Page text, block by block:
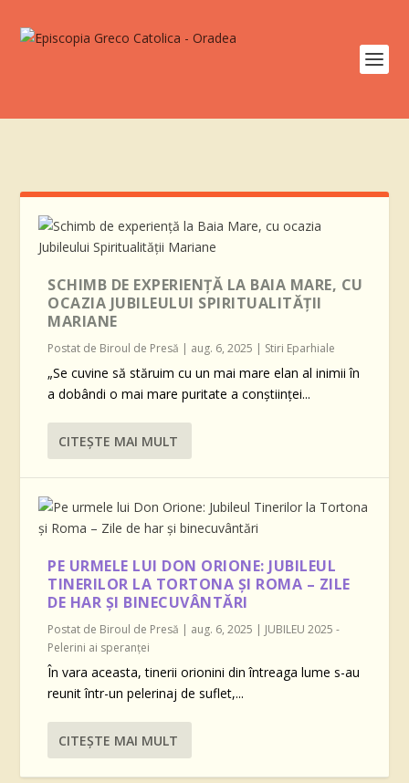
SCHIMB DE EXPERIENȚĂ LA BAIA MARE, CU
OCAZIA JUBILEULUI SPIRITUALITĂȚII
MARIANE
Postat de Biroul de Presă | aug. 6, 2025 | Stiri Eparhiale
„Se cuvine să stăruim cu un mai mare elan al inimii în
a dobândi o mai mare puritate a conștiinței...
CITEŞTE MAI MULT
PE URMELE LUI DON ORIONE: JUBILEUL
TINERILOR LA TORTONA ȘI ROMA – ZILE
DE HAR ȘI BINECUVÂNTĂRI
Postat de Biroul de Presă | aug. 6, 2025 | JUBILEU 2025 -
Pelerini ai speranței
În vara aceasta, tinerii orionini din întreaga lume s-au
reunit într-un pelerinaj de suflet,...
CITEŞTE MAI MULT